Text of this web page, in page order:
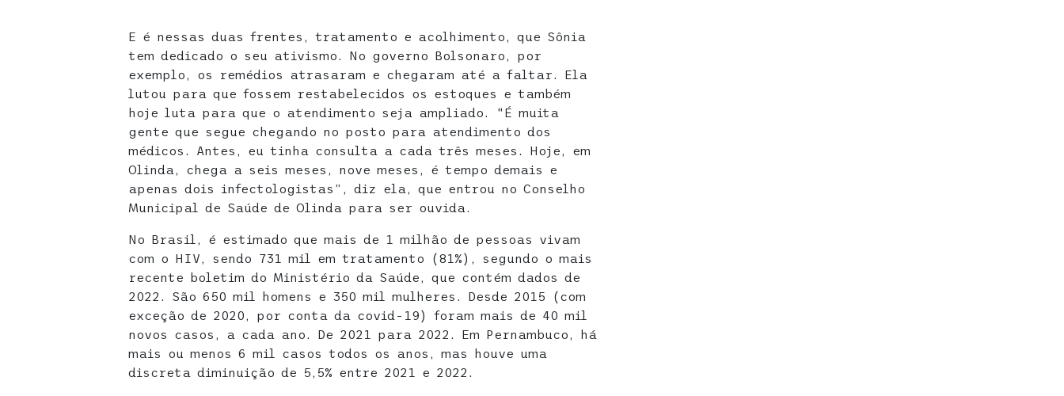
E é nessas duas frentes, tratamento e acolhimento, que Sônia
tem dedicado o seu ativismo. No governo Bolsonaro, por
exemplo, os remédios atrasaram e chegaram até a faltar. Ela
lutou para que fossem restabelecidos os estoques e também
hoje luta para que o atendimento seja ampliado. “É muita
gente que segue chegando no posto para atendimento dos
médicos. Antes, eu tinha consulta a cada três meses. Hoje, em
Olinda, chega a seis meses, nove meses, é tempo demais e
apenas dois infectologistas”, diz ela, que entrou no Conselho
Municipal de Saúde de Olinda para ser ouvida.
No Brasil, é estimado que mais de 1 milhão de pessoas vivam
com o HIV, sendo 731 mil em tratamento (81%), segundo o mais
recente boletim do Ministério da Saúde, que contém dados de
2022. São 650 mil homens e 350 mil mulheres. Desde 2015 (com
exceção de 2020, por conta da covid-19) foram mais de 40 mil
novos casos, a cada ano. De 2021 para 2022. Em Pernambuco, há
mais ou menos 6 mil casos todos os anos, mas houve uma
discreta diminuição de 5,5% entre 2021 e 2022.